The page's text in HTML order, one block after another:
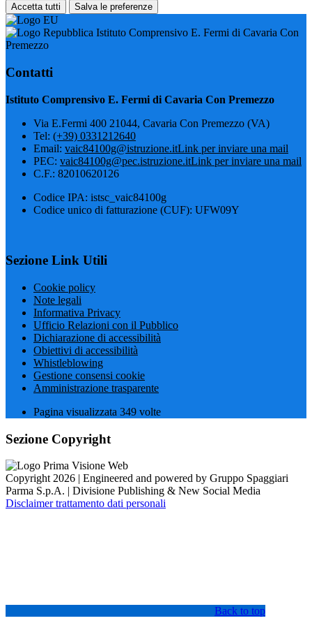
Accetta tutti Salva le preferenze
Istituto Comprensivo E. Fermi di Cavaria Con
Premezzo
Contatti
Istituto Comprensivo E. Fermi di Cavaria Con Premezzo
Via E.Fermi 400 21044, Cavaria Con Premezzo (VA)
Tel: (+39) 0331212640
Email: vaic84100g@istruzione.itLink per inviare una mail
PEC: vaic84100g@pec.istruzione.itLink per inviare una mail
C.F.: 82010620126
Codice IPA: istsc_vaic84100g
Codice unico di fatturazione (CUF): UFW09Y
Sezione Link Utili
Cookie policy
Note legali
Informativa Privacy
Ufficio Relazioni con il Pubblico
Dichiarazione di accessibilità
Obiettivi di accessibilità
Whistleblowing
Gestione consensi cookie
Amministrazione trasparente
Pagina visualizzata 349 volte
Sezione Copyright
Copyright 2026 | Engineered and powered by Gruppo Spaggiari
Parma S.p.A. | Divisione Publishing & New Social Media
Disclaimer trattamento dati personali
Back to top